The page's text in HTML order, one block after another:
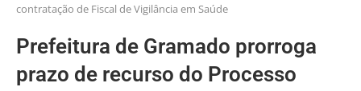
contratação de Fiscal de Vigilância em Saúde
Prefeitura de Gramado prorroga
prazo de recurso do Processo